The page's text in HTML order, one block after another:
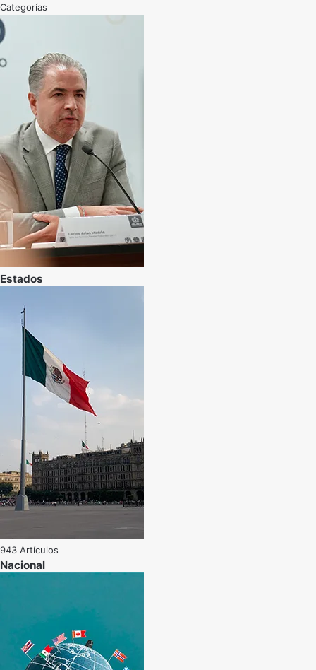
Categorías
Estados
943 Artículos
Nacional